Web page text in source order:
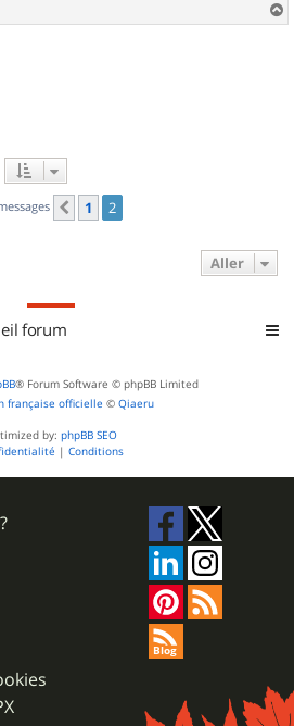
a
Précédent
1 2
Aller
forum
® Forum Software © phpBB Limited
française officielle © Qiaeru
by: phpBB SEO
| Conditions